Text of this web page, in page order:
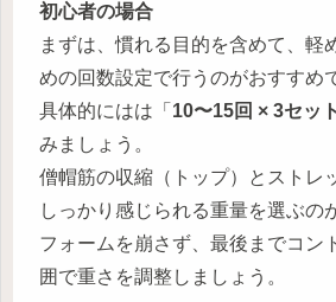
初心者の場合
まずは、慣れる目的を含めて、軽
めの回数設定で行うのがおすすめ
具体的にはは「 10〜15回 × 3セット
みましょう。
僧帽筋の収縮（トップ）とストレ
しっかり感じられる重量を選ぶの
フォームを崩さず、最後までコン
囲で重さを調整しましょう。